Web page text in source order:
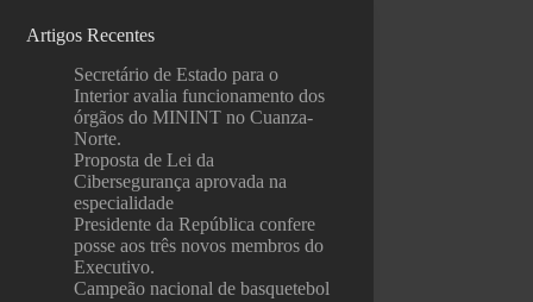
Artigos Recentes
Secretário de Estado para o
Interior avalia funcionamento dos
órgãos do MININT no Cuanza-
Norte.
Proposta de Lei da
Cibersegurança aprovada na
especialidade
Presidente da República confere
posse aos três novos membros do
Executivo.
Campeão nacional de basquetebol